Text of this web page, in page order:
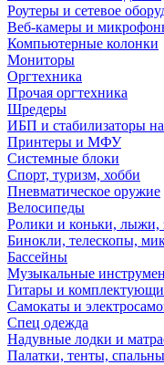
Роутеры и сетевое
Веб-камеры и
Компьютерные колонки
Мониторы
Оргтехника
Прочая оргтехника
Шредеры
ИБП и стабилизаторы
Принтеры и МФУ
Системные блоки
Спорт, туризм, хобби
Пневматическое оружие
Велосипеды
Ролики и коньки, лыжи,
Бинокли, телескопы,
Бассейны
Музыкальные
Гитары и
Самокаты и
Спец одежда
Надувные лодки и
Палатки, тенты,